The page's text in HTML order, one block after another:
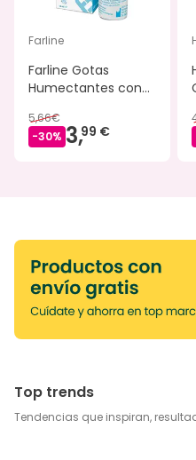
Farline
Farline Gotas
Humectantes con
0,2% 15 ml
5,66€
-30% 3,99 €
Top trends
Tendencias que inspiran,